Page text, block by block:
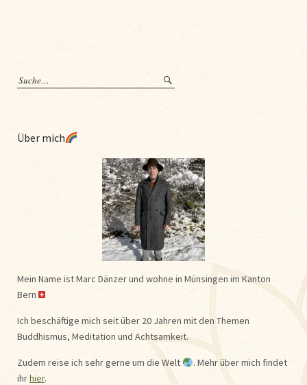
Über mich
Mein Name ist Marc Dänzer und wohne in Münsingen im Kanton
Bern
Ich beschäftige mich seit über 20 Jahren mit den Themen
Buddhismus, Meditation und Achtsamkeit.
Zudem reise ich sehr gerne um die Welt
. Mehr über mich findet
ihrhier.